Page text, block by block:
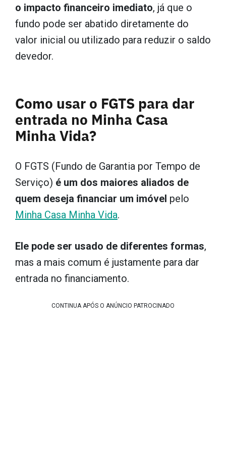
o impacto financeiro imediato, já que o
fundo pode ser abatido diretamente do
valor inicial ou utilizado para reduzir o saldo
devedor.
Como usar o FGTS para dar
entrada no Minha Casa
Minha Vida?
O FGTS (Fundo de Garantia por Tempo de
Serviço) é um dos maiores aliados de
quem deseja financiar um imóvel pelo
Minha Casa Minha Vida.
Ele pode ser usado de diferentes formas,
mas a mais comum é justamente para dar
entrada no financiamento.
CONTINUA APÓS O ANÚNCIO PATROCINADO